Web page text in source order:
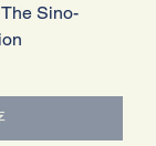
Sino-